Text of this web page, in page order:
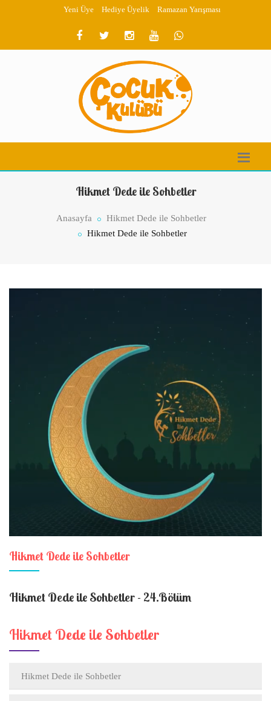
Yeni Üye Hediye Üyelik Ramazan Yarışması
Hikmet Dede ile Sohbetler
Anasayfa
Hikmet Dede ile Sohbetler
Hikmet Dede ile Sohbetler
Hikmet Dede ile Sohbetler
Hikmet Dede ile Sohbetler - 24.Bölüm
Hikmet Dede ile Sohbetler
Hikmet Dede ile Sohbetler